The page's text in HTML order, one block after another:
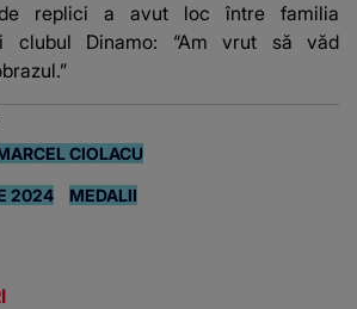
replici a avut loc între familia
clubul Dinamo: “Am vrut să văd
CIOLACU
2024 MEDALII